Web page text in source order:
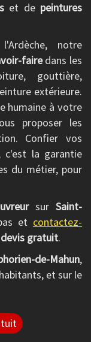
et de peintures
notre
fairedans les
gouttière,
extérieure.
humaine à votre
proposer les
Confier vos
c'est la garantie
du métier, pour
sur Saint-
et contactez-
devis gratuit.
de-Mahun,
et sur le